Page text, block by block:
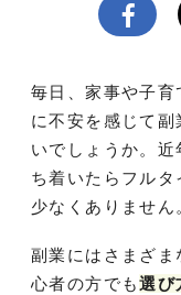
毎日、家事や子
に不安を感じて
いでしょうか。
ち着いたらフル
少なくありません
副業にはさまざ
心者の方で も選び